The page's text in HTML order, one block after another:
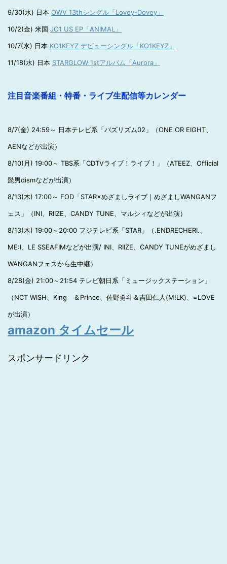
9/30(水) 日本 OWV 13thシングル「Lovey-Dovey」
10/2(金) 米国 JO1 US EP「ANIMAL」
10/7(水) 日本 KO1KEYZ デビューシングル「KO1KEYZ」
11/18(水) 日本 STARGLOW 1stアルバム「Aurora」
注目音楽番組・特番・ライブ生配信等カレンダー
8/7(金) 24:59～ 日本テレビ系「バズリズム02」（ONE OR EIGHT、
AENなどが出演）
8/10(月) 19:00～ TBS系「CDTVライブ！ライブ！」（ATEEZ、Official
髭男dismなどが出演）
8/13(木) 17:00～ FOD「STAR×めざましライブ｜めざましWANGANフ
ェス」（INI、RIIZE、CANDY TUNE、マルシィなどが出演）
8/13(木) 19:00～20:00 フジテレビ系「STAR」（.ENDRECHERI.、
ME:I、LE SSEAFIMなどが出演/ INI、RIIZE、CANDY TUNEがめざまし
WANGANフェスから生中継）
8/28(金) 21:00～21:54 テレビ朝日系「ミュージックステーション」
（NCT WISH、King ＆Prince、佐野勇斗＆吉田仁人(M!LK)、=LOVE
が出演）
amazon タイムセール
スポンサードリンク